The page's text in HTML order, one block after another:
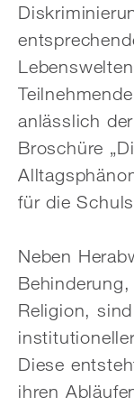
anlässlich
Broschüre
für die
Neben
Religion,
Diese
ihren